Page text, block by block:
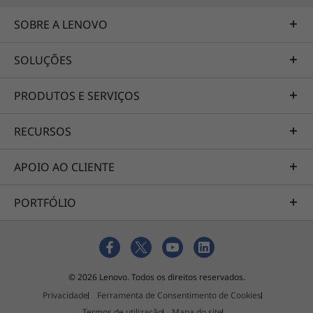
Execute tarefas em multitasking
Este excelente portátil convertível para PME
tem mais para oferecer além dos
processadores rápidos e do excelente WiFi. Por
isso, também equipamos o 2-em-1 ThinkBook
14s Yoga (3.ª geração) com ampla memória
SOBRE A LENOVO
SOLUÇÕES
PRODUTOS E SERVIÇOS
RECURSOS
APOIO AO CLIENTE
PORTFÓLIO
© 2026 Lenovo. Todos os direitos reservados.
Privacidade
Ferramenta de Consentimento de Cookies